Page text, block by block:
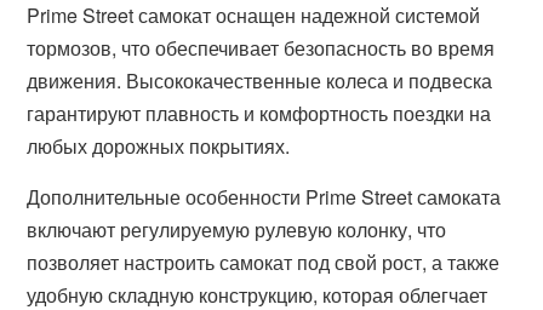
Prime Street самокат оснащен надежной системой
тормозов, что обеспечивает безопасность во время
движения. Высококачественные колеса и подвеска
гарантируют плавность и комфортность поездки на
любых дорожных покрытиях.
Дополнительные особенности Prime Street самоката
включают регулируемую рулевую колонку, что
позволяет настроить самокат под свой рост, а также
удобную складную конструкцию, которая облегчает